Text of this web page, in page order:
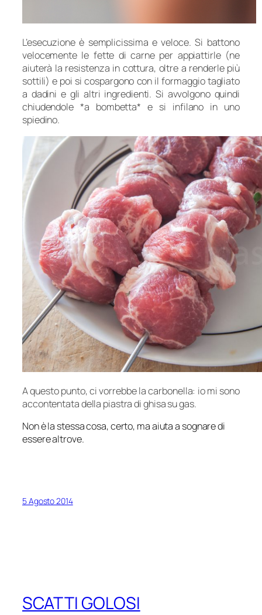
L’esecuzione è semplicissima e veloce. Si battono
velocemente le fette di carne per appiattirle (ne
aiuterà la resistenza in cottura, oltre a renderle più
sottili) e poi si cospargono con il formaggio tagliato
a dadini e gli altri ingredienti. Si avvolgono quindi
chiudendole *a bombetta* e si infilano in uno
spiedino.
A questo punto, ci vorrebbe la carbonella: io mi sono
accontentata della piastra di ghisa su gas.
Non è la stessa cosa, certo, ma aiuta a sognare di
essere altrove.
5 Agosto 2014
SCATTI GOLOSI